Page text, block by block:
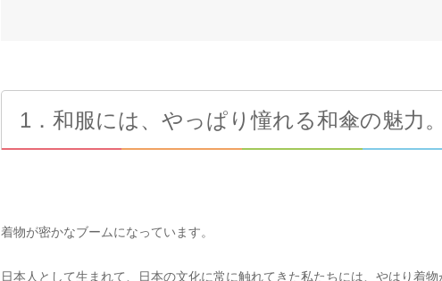
1．和服には、やっぱり憧れる和傘の魅力
着物が密かなブームになっています。
日本人として生まれて、日本の文化に常に触れてきた私たちには、やはり着